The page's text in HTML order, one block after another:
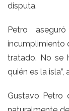
disputa.
Petro
incumplimiento
tratado. No se
quién es la isla”,
Gustavo Petro